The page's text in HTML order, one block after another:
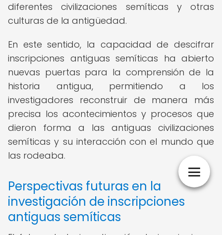
diferentes civilizaciones semíticas y otras
culturas de la antigüedad.
En este sentido, la capacidad de descifrar
inscripciones antiguas semíticas ha abierto
nuevas puertas para la comprensión de la
historia antigua, permitiendo a los
investigadores reconstruir de manera más
precisa los acontecimientos y procesos que
dieron forma a las antiguas civilizaciones
semíticas y su interacción con el mundo que
las rodeaba.
Perspectivas futuras en la
investigación de inscripciones
antiguas semíticas